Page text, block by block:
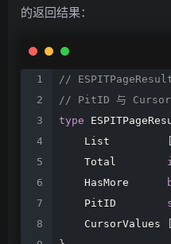
的返回结果：
//
//
PitID 与
type
List
Total
HasMore
PitID
CursorValues